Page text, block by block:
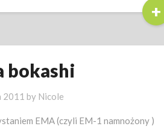
+
bokashi
2011 by Nicole
EMA (czyli EM-1 namnożony )